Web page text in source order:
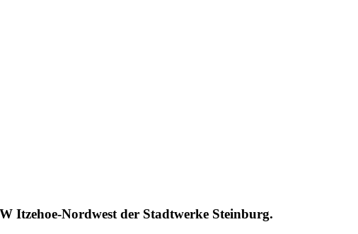
Itzehoe-Nordwest der Stadtwerke Steinburg.